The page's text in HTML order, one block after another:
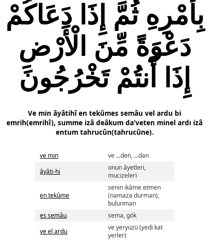
بِأَمْرِهِ ثُمَّ إِذَا دَعَاكُمْ
دَعْوَةً مِّنَ الْأَرْضِ
إِذَا أَنتُمْ تَخْرُجُونَ
Ve min âyâtihî en tekûmes semâu vel ardu bi
emrih(emrihî), summe izâ deâkum da’veten minel ardı izâ
entum tahrucûn(tahrucûne).
ve min
ve ...den, ...dan
âyâti-hi
onun âyetleri,
mucizeleri
en tekûme
senin ikâme etmen
(namaza durman),
bulunman
es semâu
sema, gök
ve el ardu
ve yeryüzü (yedi kat
yerler)